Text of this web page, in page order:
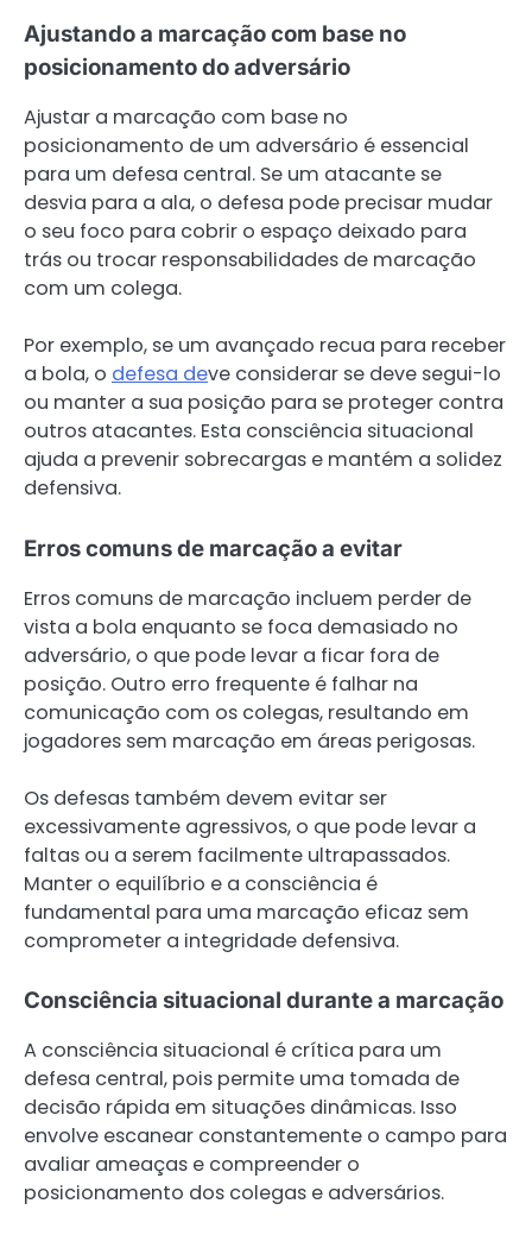
Ajustando a marcação com base no
posicionamento do adversário
Ajustar a marcação com base no
posicionamento de um adversário é essencial
para um defesa central. Se um atacante se
desvia para a ala, o defesa pode precisar mudar
o seu foco para cobrir o espaço deixado para
trás ou trocar responsabilidades de marcação
com um colega.
Por exemplo, se um avançado recua para receber
a bola, o defesa deve considerar se deve segui-lo
ou manter a sua posição para se proteger contra
outros atacantes. Esta consciência situacional
ajuda a prevenir sobrecargas e mantém a solidez
defensiva.
Erros comuns de marcação a evitar
Erros comuns de marcação incluem perder de
vista a bola enquanto se foca demasiado no
adversário, o que pode levar a ficar fora de
posição. Outro erro frequente é falhar na
comunicação com os colegas, resultando em
jogadores sem marcação em áreas perigosas.
Os defesas também devem evitar ser
excessivamente agressivos, o que pode levar a
faltas ou a serem facilmente ultrapassados.
Manter o equilíbrio e a consciência é
fundamental para uma marcação eficaz sem
comprometer a integridade defensiva.
Consciência situacional durante a marcação
A consciência situacional é crítica para um
defesa central, pois permite uma tomada de
decisão rápida em situações dinâmicas. Isso
envolve escanear constantemente o campo para
avaliar ameaças e compreender o
posicionamento dos colegas e adversários.